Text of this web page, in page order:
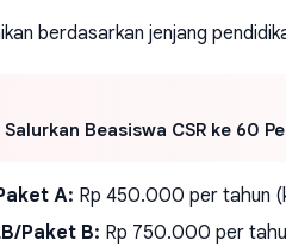
berdasarkan jenjang
Beasiswa CSR ke 60
A: Rp 450.000 per tahun
Paket B: Rp 750.000 per